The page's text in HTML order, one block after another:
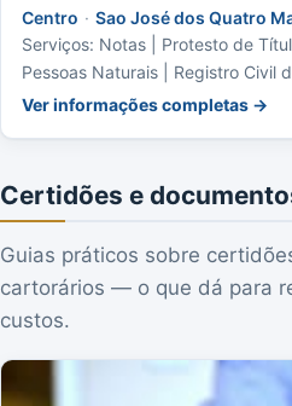
Centro · Sao José dos Quatro
Serviços: Notas | Protesto de
Pessoas Naturais | Registro Civil
Ver informações completas →
Certidões e
Guias práticos sobre
cartorários — o que dá para
custos.